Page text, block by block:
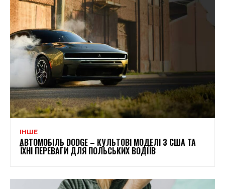
ІНШЕ
АВТОМОБІЛЬ DODGE – КУЛЬТОВІ МОДЕЛІ З США ТА
ЇХНІ ПЕРЕВАГИ ДЛЯ ПОЛЬСЬКИХ ВОДІЇВ